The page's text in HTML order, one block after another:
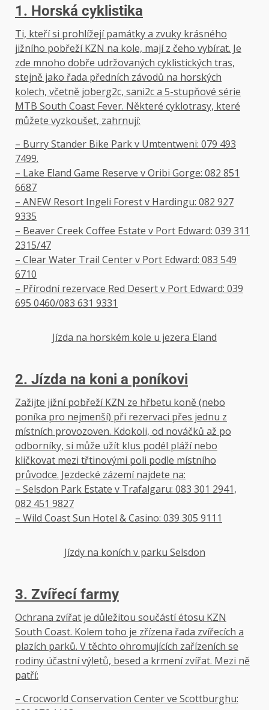
1. Horská cyklistika
Ti, kteří si prohlížejí památky a zvuky krásného
jižního pobřeží KZN na kole, mají z čeho vybírat. Je
zde mnoho dobře udržovaných cyklistických tras,
stejně jako řada předních závodů na horských
kolech, včetně joberg2c, sani2c a 5-stupňové série
MTB South Coast Fever. Některé cyklotrasy, které
můžete vyzkoušet, zahrnují:
– Burry Stander Bike Park v Umtentweni: 079 493
7499.
– Lake Eland Game Reserve v Oribi Gorge: 082 851
6687
– ANEW Resort Ingeli Forest v Hardingu: 082 927
9335
– Beaver Creek Coffee Estate v Port Edward: 039 311
2315/47
– Clear Water Trail Center v Port Edward: 083 549
6710
– Přírodní rezervace Red Desert v Port Edward: 039
695 0460/083 631 9331
Jízda na horském kole u jezera Eland
2. Jízda na koni a poníkovi
Zažijte jižní pobřeží KZN ze hřbetu koně (nebo
poníka pro nejmenší) při rezervaci přes jednu z
místních provozoven. Kdokoli, od nováčků až po
odborníky, si může užít klus podél pláží nebo
kličkovat mezi třtinovými poli podle místního
průvodce. Jezdecké zázemí najdete na:
– Selsdon Park Estate v Trafalgaru: 083 301 2941,
082 451 9827
– Wild Coast Sun Hotel & Casino: 039 305 9111
Jízdy na koních v parku Selsdon
3. Zvířecí farmy
Ochrana zvířat je důležitou součástí étosu KZN
South Coast. Kolem toho je zřízena řada zvířecích a
plazích parků. V těchto ohromujících zařízeních se
rodiny účastní výletů, besed a krmení zvířat. Mezi ně
patří:
– Crocworld Conservation Center ve Scottburghu: